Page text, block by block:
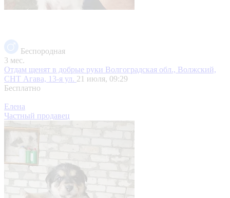
Беспородная
3 мес.
Отдам щенят в добрые руки Волгоградская обл., Волжский,
СНТ Агава, 13-я ул. 21 июля, 09:29
Бесплатно
Елена
Частный продавец